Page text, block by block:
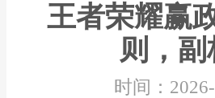
王者荣耀赢
则，
时间：